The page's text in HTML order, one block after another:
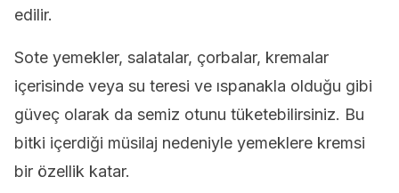
edilir.
Sote yemekler, salatalar, çorbalar, kremalar
içerisinde veya su teresi ve ıspanakla olduğu gibi
güveç olarak da semiz otunu tüketebilirsiniz. Bu
bitki içerdiği müsilaj nedeniyle yemeklere kremsi
bir özellik katar.